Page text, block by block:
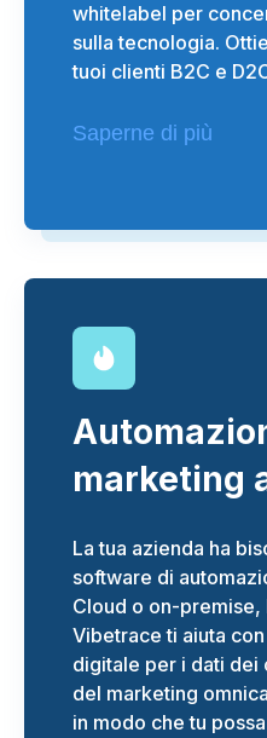
whitelabel per
sulla tecnologia.
tuoi clienti B2C e
Saperne di più
marketing
La tua azienda ha
software di
Cloud o on-
Vibetrace ti aiuta
digitale per i dati dei
del marketing
in modo che tu